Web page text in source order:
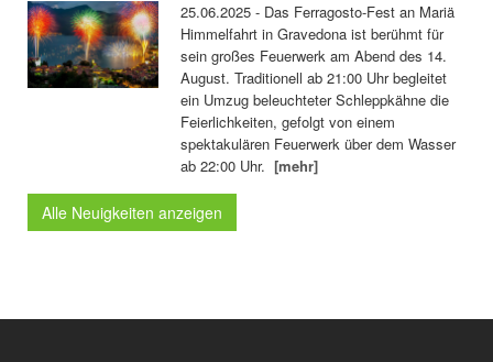
25.06.2025 - Das Ferragosto-Fest an Mariä
Himmelfahrt in Gravedona ist berühmt für
sein großes Feuerwerk am Abend des 14.
August. Traditionell ab 21:00 Uhr begleitet
ein Umzug beleuchteter Schleppkähne die
Feierlichkeiten, gefolgt von einem
spektakulären Feuerwerk über dem Wasser
ab 22:00 Uhr.[mehr]
Alle Neuigkeiten anzeigen